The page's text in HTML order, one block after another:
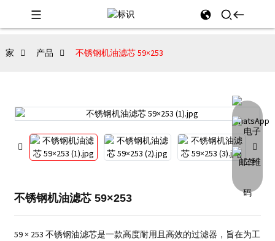
家 产品 不锈钢机油滤芯 59×253
不锈钢机油滤芯 59×253
59 × 253 不锈钢油滤芯是一款高度耐用且高效的过滤器，旨在为工